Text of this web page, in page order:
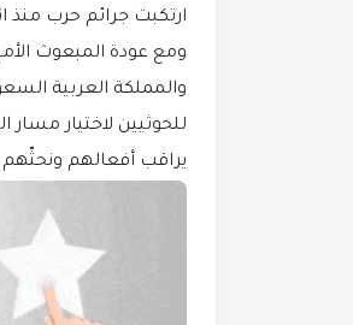
ارتكبت جرائم حرب
ومع عودة المبعوث
والمملكة العربية
للحوثيين لاختيار
يراقب أفعالهم ونحثّهم